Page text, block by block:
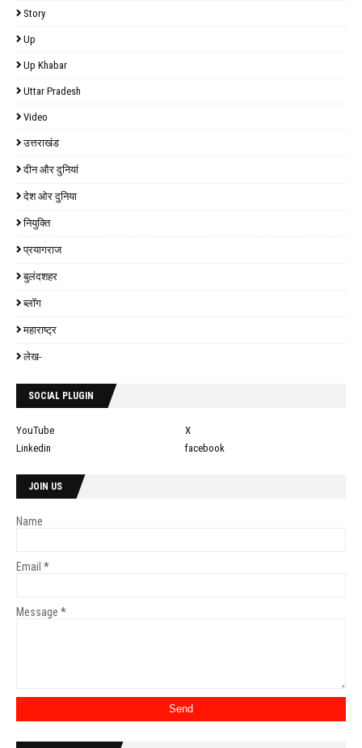
Story
Up
Up Khabar
Uttar Pradesh
Video
उत्तराखंड
दीन और दुनियां
देश ओर दुनिया
नियुक्ति
प्रयागराज
बुलंदशहर
ब्लॉग
महाराष्ट्र
लेख-
SOCIAL PLUGIN
YouTube
X
Linkedin
facebook
JOIN US
Name
Email *
Message *